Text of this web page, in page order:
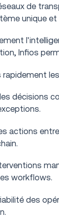
de
unique et
Infios
décisions
actions
workflows.
des